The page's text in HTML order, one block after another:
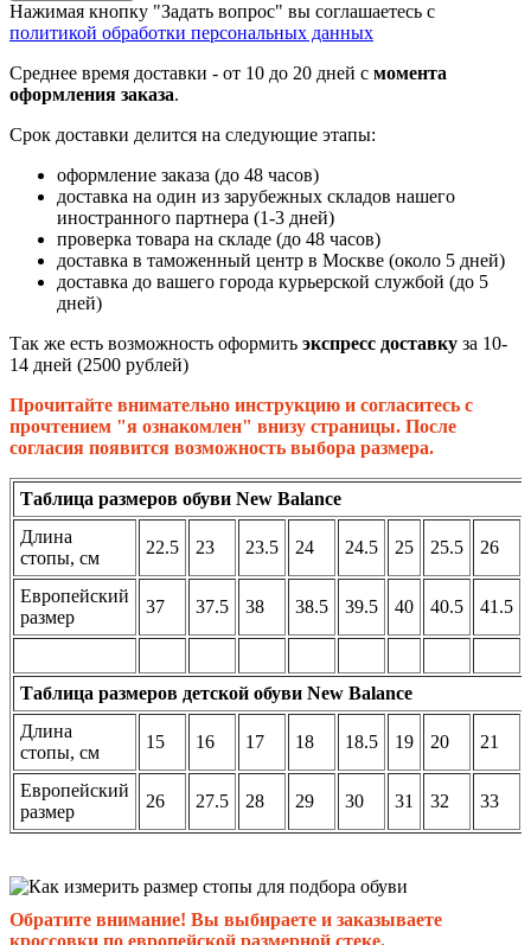
Нажимая кнопку "Задать вопрос" вы соглашаетесь с
политикой обработки персональных данных
Среднее время доставки - от 10 до 20 дней с момента
оформления заказа.
Срок доставки делится на следующие этапы:
оформление заказа (до 48 часов)
доставка на один из зарубежных складов нашего
иностранного партнера (1-3 дней)
проверка товара на складе (до 48 часов)
доставка в таможенный центр в Москве (около 5 дней)
доставка до вашего города курьерской службой (до 5
дней)
Так же есть возможность оформить экспресс доставку за 10-
14 дней (2500 рублей)
Прочитайте внимательно инструкцию и согласитесь с
прочтением "я ознакомлен" внизу страницы. После
согласия появится возможность выбора размера.
Таблица размеров обуви New Balance
Длина
стопы, см
22.5 23 23.5 24 24.5 25 25.5 26
Европейский
размер
37 37.5 38 38.5 39.5 40 40.5 41.5
Таблица размеров детской обуви New Balance
Длина
стопы, см
15 16 17 18 18.5 19 20 21
Европейский
размер
26 27.5 28 29 30 31 32 33
Обратите внимание! Вы выбираете и заказываете
кроссовки по европейской размерной стеке.